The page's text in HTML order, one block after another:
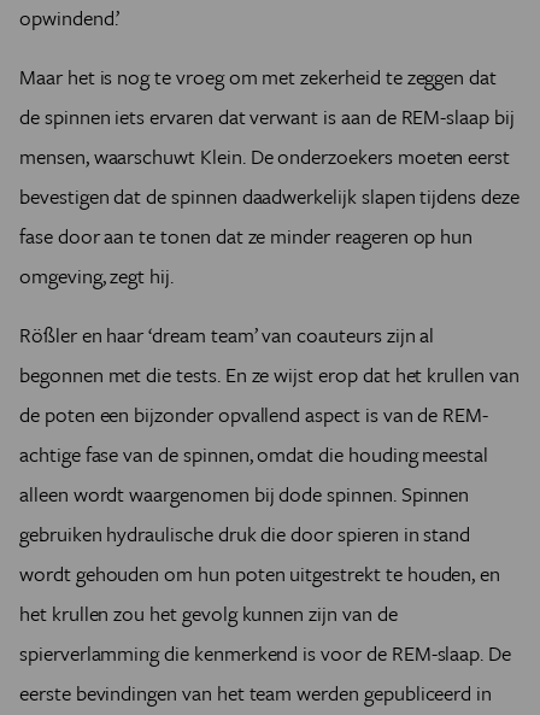
opwindend.’
Maar het is nog te vroeg om met zekerheid te zeggen dat
de spinnen iets ervaren dat verwant is aan de REM-slaap bij
mensen, waarschuwt Klein. De onderzoekers moeten eerst
bevestigen dat de spinnen daadwerkelijk slapen tijdens deze
fase door aan te tonen dat ze minder reageren op hun
omgeving, zegt hij.
Rößler en haar ‘dream team’ van coauteurs zijn al
begonnen met die tests. En ze wijst erop dat het krullen van
de poten een bijzonder opvallend aspect is van de REM-
achtige fase van de spinnen, omdat die houding meestal
alleen wordt waargenomen bij dode spinnen. Spinnen
gebruiken hydraulische druk die door spieren in stand
wordt gehouden om hun poten uitgestrekt te houden, en
het krullen zou het gevolg kunnen zijn van de
spierverlamming die kenmerkend is voor de REM-slaap. De
eerste bevindingen van het team werden gepubliceerd in